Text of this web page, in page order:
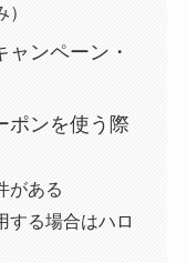
ンペーン・
ポンを使う際
がある
する場合はハロ